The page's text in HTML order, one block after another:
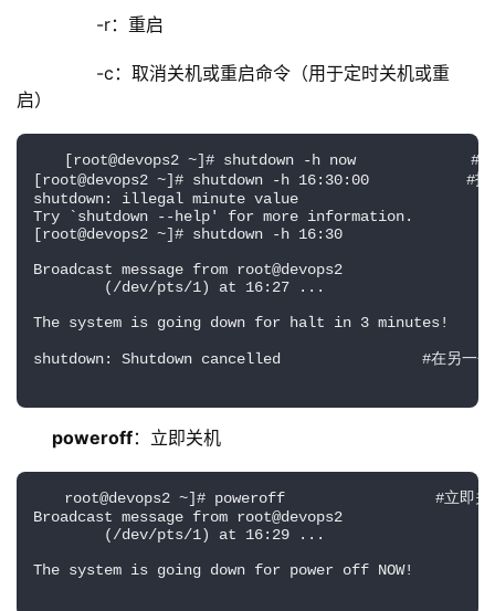
-r：重启
-c：取消关机或重启命令（用于定时关机或重
启）
[root@devops2 ~]# shutdown -h now             #
[root@devops2 ~]# shutdown -h 16:30:00           #指
shutdown: illegal minute value
Try `shutdown --help' for more information.
[root@devops2 ~]# shutdown -h 16:30
Broadcast message from root@devops2
(/dev/pts/1) at 16:27 ...
The system is going down for halt in 3 minutes!
shutdown: Shutdown cancelled                #在另一个
poweroff：立即关机
root@devops2 ~]# poweroff                 #立即关
Broadcast message from root@devops2
(/dev/pts/1) at 16:29 ...
The system is going down for power off NOW!